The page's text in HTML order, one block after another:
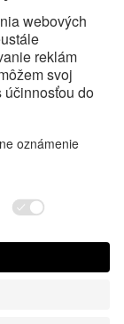
licencií.
sú ochrannými
Google Play sú
LLC.